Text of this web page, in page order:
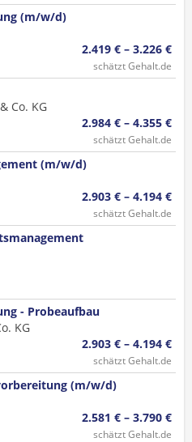
(m/w/d)
2.419 € – 3.226 €
schätzt Gehalt.de
Co. KG
2.984 € – 4.355 €
schätzt Gehalt.de
(m/w/d)
2.903 € – 4.194 €
schätzt Gehalt.de
- Probeaufbau
KG
2.903 € – 4.194 €
schätzt Gehalt.de
(m/w/d)
2.581 € – 3.790 €
schätzt Gehalt.de